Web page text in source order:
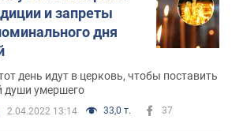
и запреты
дня
день идут в церковь, чтобы поставить
души умершего
2.04.2022 13:14 33,0 т. 37